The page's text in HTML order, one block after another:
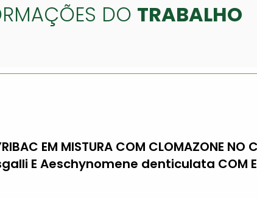
DO TRABALHO
EM MISTURA COM CLOMAZONE NO
E Aeschynomene denticulata COM